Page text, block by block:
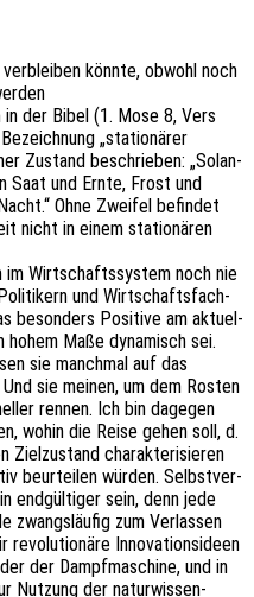
könnte, obwohl noch
der Bibel (1. Mose 8, Vers
„statio­nä­rer
Zustand beschrie­ben: „Solan­
Saat und Ernte, Frost und
Ohne Zwei­fel befin­det
nicht in einem statio­nä­ren
im Wirt­schafts­sys­tem noch nie
und Wirt­schafts­fach­
beson­ders Posi­ti­ve am aktu­el­
Maße dyna­misch sei.
sie manch­mal auf das
sie meinen, um dem Rosten
rennen. Ich bin dage­gen
wohin die Reise gehen soll, d.
Ziel­zu­stand charak­te­ri­sie­ren
beur­tei­len würden. Selbst­ver­
endgül­ti­ger sein, denn jede
zwangs­läu­fig zum Verlas­sen
revo­lu­tio­nä­re Inno­va­ti­ons­ideen
der Dampf­ma­schi­ne, und in
Nutzung der natur­wis­sen­